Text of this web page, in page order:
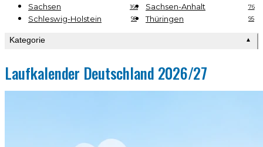
Sachsen 166 Sachsen-Anhalt 76
Schleswig-Holstein 98 Thüringen 95
Kategorie ▲
Laufkalender Deutschland 2026/27